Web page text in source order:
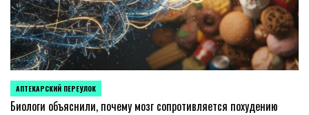
POSTED
IN
АПТЕКАРСКИЙ ПЕРЕУЛОК
Биологи объяснили, почему мозг сопротивляется похудению